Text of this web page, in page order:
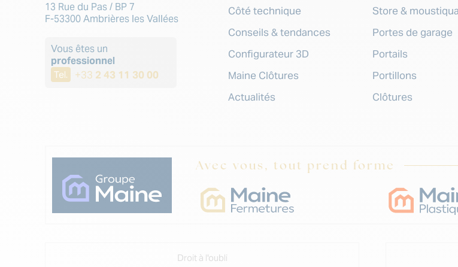
13 Rue du Pas / BP 7
F-53300 Ambrières les Vallées
Vous êtes un
professionnel
Tel. +33 2 43 11 30 00
Côté technique
Conseils & tendances
Configurateur 3D
Maine Clôtures
Actualités
Store &
Portes de garage
Portails
Portillons
Clôtures
Avec vous, tout prend forme
Droit à l'oubli